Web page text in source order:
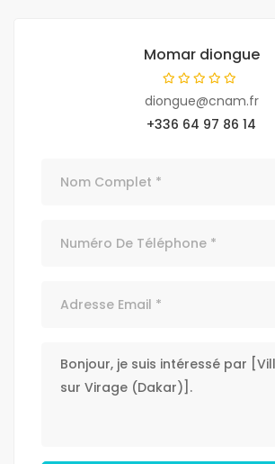
Momar diongue
diongue@cnam.fr
+336 64 97 86 14